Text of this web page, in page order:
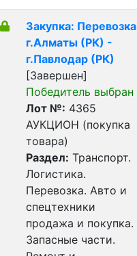
Закупка: Перевозка
г.Алматы (РК) -
г.Павлодар (РК)
[Завершен]
Победитель выбран
Лот №: 4365
АУКЦИОН (покупка
товара)
Раздел: Транспорт.
Логистика.
Перевозка. Авто и
спецтехники
продажа и покупка.
Запасные части.